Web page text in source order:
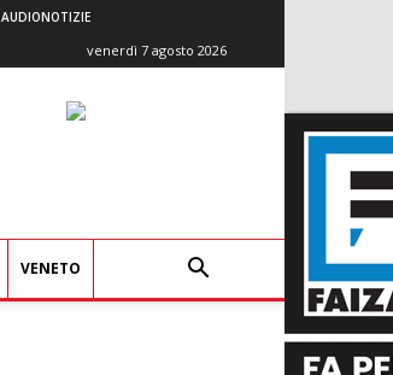
AUDIONOTIZIE
venerdì 7 agosto 2026
VENETO